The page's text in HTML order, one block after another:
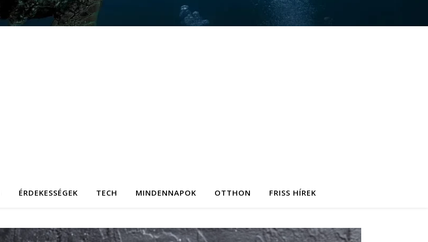
ÉRDEKESSÉGEK TECH MINDENNAPOK OTTHON FRISS HÍREK